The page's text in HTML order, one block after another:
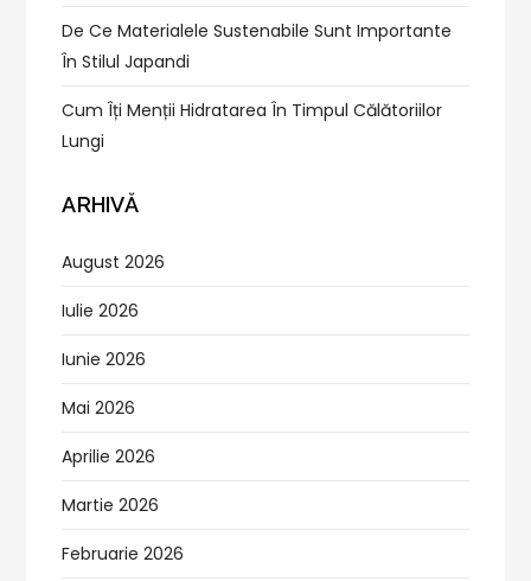
De Ce Materialele Sustenabile Sunt Importante
În Stilul Japandi
Cum Îți Menții Hidratarea În Timpul Călătoriilor
Lungi
ARHIVĂ
August 2026
Iulie 2026
Iunie 2026
Mai 2026
Aprilie 2026
Martie 2026
Februarie 2026